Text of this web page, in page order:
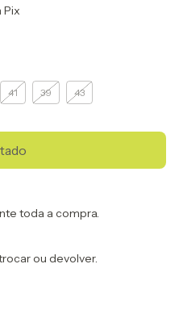
Pix
41 39 43
toda a compra.
ou devolver.